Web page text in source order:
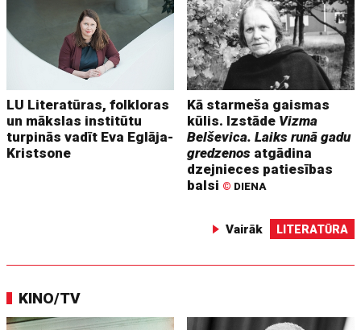
LU Literatūras, folkloras
un mākslas institūtu
turpinās vadīt Eva Eglāja-
Kristsone
Kā starmeša gaismas
kūlis. Izstāde Vizma
Belševica. Laiks runā gadu
gredzenos atgādina
dzejnieces patiesības
balsi © DIENA
Vairāk LITERATŪRA
KINO/TV